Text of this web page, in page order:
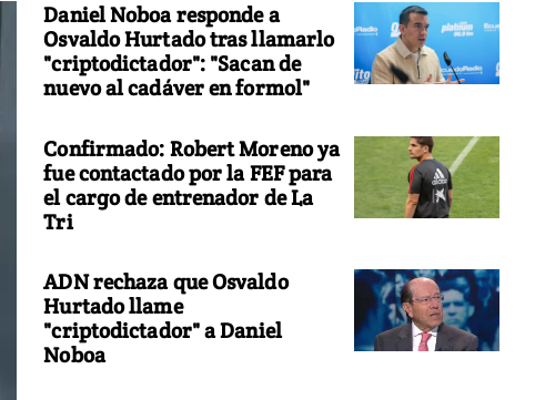
Daniel Noboa responde a
Osvaldo Hurtado tras llamarlo
"criptodictador": "Sacan de
nuevo al cadáver en formol"
Confirmado: Robert Moreno ya
fue contactado por la FEF para
el cargo de entrenador de La
Tri
ADN rechaza que Osvaldo
Hurtado llame
"criptodictador" a Daniel
Noboa